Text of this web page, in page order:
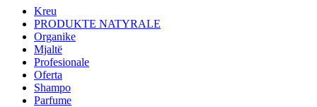
Kreu
PRODUKTE NATYRALE
Organike
Mjaltë
Profesionale
Oferta
Shampo
Parfume